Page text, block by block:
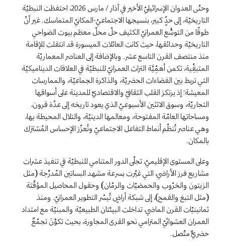
وحتّى العدوان الإسرائيليّ الأخير في آذار / مارس 2026، احتفظت النبطيّة
التاريخيّة، إلى حدٍّ كبير، بنسيجها الاجتماعيّ-المكانيّ المتماسك. غير أنّ
طوقًا من التوسُّع العمرانيّ الكثيف حلّ محلّ معظم بيوت الضواحي
التاريخيّة وحدائقها، حيث كانت العائلات الميسورة قد انتقلت للإقامة
منذ منتصف القرن التاسع عشر. وبالإضافة إلى العناصر المعماريّة
المتبقِّية، تكمن أهمِّيَّة التراث العمرانيّ للنبطيّة في العلاقات الديناميكيّة
التي تربط بين الفضاءات الحضريّة، والذاكرة الجماعيّة، والممارسات
المعيشة؛ إذ يرتكز القلب الثقافيّ والاقتصاديّ للمدينة على أسواقها
التجاريّة، وسوق الاثنَين الأسبوعيّ الذي يعود تاريخه إلى عدّة قرون،
ومساحاتها العامّة المفتوحة، ومعالمها الدينيّة، والتلال المحيطة بها،
وهي عناصر تُنظّم أنماط التفاعل الاجتماعيّ وتُعزّز الإحساس المُشترَك
بالمكان.
وعلى المستوى الإقليميّ، تجلّى الدور المتنامي للنبطيّة في تنفيذ عشرات
مشاريع فرز الأراضي، التي غيّرت بسرعة مشهد البساتين المُدرَّجة (مثل
الزيتون والخرّوب والحمضيّات والرمّان) وحقول المحاصيل المؤقّتة
(مثل التبغ والقمح)، إلى شبكة أراضٍ تُيسّر التطوير العمرانيّ. ومنذ
ثمانينيّات القرن الماضي، تداخلت البيئتان الطبيعيّة والمبنيّة مع امتداد
العمران العشوائيّ المترامي نحو القرى المجاورة، بحيث تكوَّنَ تجمّعٌ
حضريٌّ متّصل.